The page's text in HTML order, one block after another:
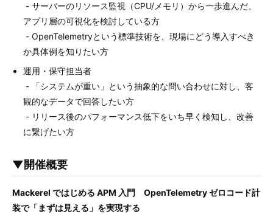
- サーバーのリソース監視（CPU/メモリ）から一歩進んだ、
アプリ層の可視化を検討している方
- OpenTelemetryという標準技術を、現場にどう導入すべき
か具体例を知りたい方
運用・保守担当者
- 「システムが重い」という抽象的な問い合わせに対し、客
観的なデータで回答したい方
- リリース後のパフォーマンス低下をいち早く検知し、改善
に繋げたい方
▼開催概要
Mackerel ではじめる APM 入門 OpenTelemetry ゼロコード計
装で「まずは見える」を実現する